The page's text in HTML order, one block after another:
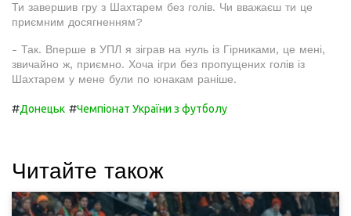
Ти завершив гру з Шахтарем без голів. Чи вважаєш ти це
приємним досягненням?
- Так. Вперше в УПЛ я зіграв на нуль із Гірниками, це мені,
звичайно ж, приємно. Хоча ігри без пропущених голів із
Шахтарем у мене були по юнакам раніше.
#Донецьк #Чемпіонат України з футболу
Читайте також